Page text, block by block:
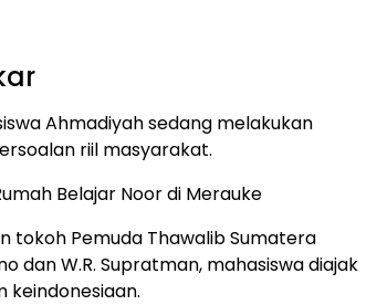
Ahmadiyah sedang melakukan
riil masyarakat.
Belajar Noor di Merauke
tokoh Pemuda Thawalib Sumatera
dan W.R. Supratman, mahasiswa diajak
keindonesiaan.